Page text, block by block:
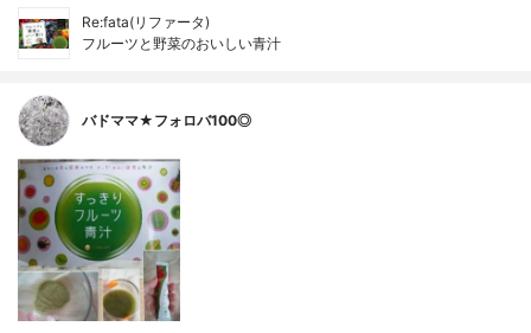
Re:fata(リファータ)
フルーツと野菜のおいしい青汁
バドママ★フォロバ100◎